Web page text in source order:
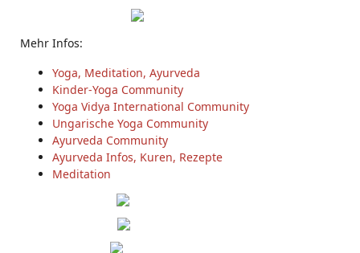
Mehr Infos:
Yoga, Meditation, Ayurveda
Kinder-Yoga Community
Yoga Vidya International Community
Ungarische Yoga Community
Ayurveda Community
Ayurveda Infos, Kuren, Rezepte
Meditation